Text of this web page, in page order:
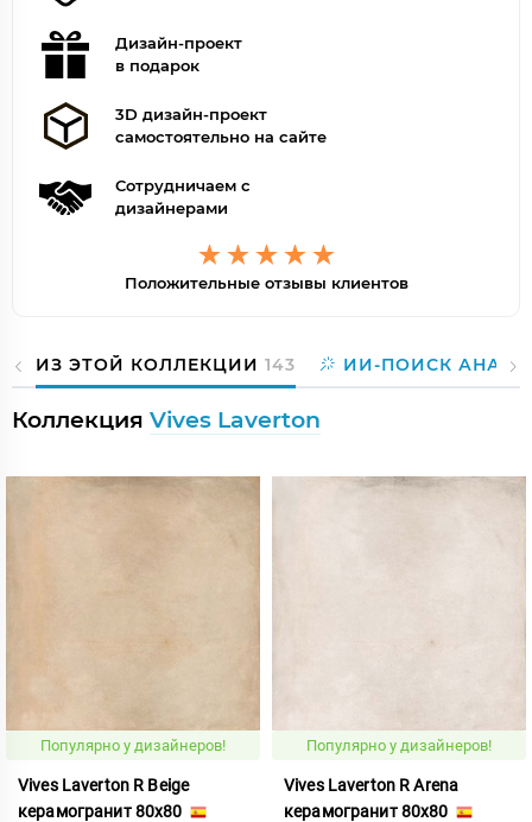
Дизайн-проект
в подарок
3D дизайн-проект
самостоятельно на сайте
Сотрудничаем с
дизайнерами
Положительные отзывы клиентов
ИЗ ЭТОЙ КОЛЛЕКЦИИ 143 ИИ-ПОИСК
Коллекция Vives Laverton
Популярно у дизайнеров!
Vives Laverton R Beige
керамогранит 80x80
Популярно у дизайнеров!
Vives Laverton R Arena
керамогранит 80x80